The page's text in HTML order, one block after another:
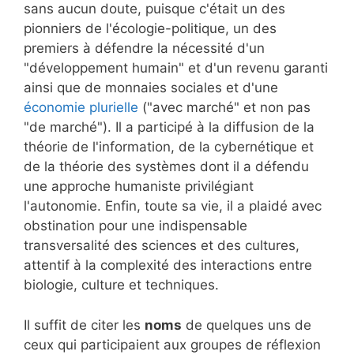
sans aucun doute, puisque c'était un des
pionniers de l'écologie-politique, un des
premiers à défendre la nécessité d'un
"développement humain" et d'un revenu garanti
ainsi que de monnaies sociales et d'une
économie plurielle ("avec marché" et non pas
"de marché"). Il a participé à la diffusion de la
théorie de l'information, de la cybernétique et
de la théorie des systèmes dont il a défendu
une approche humaniste privilégiant
l'autonomie. Enfin, toute sa vie, il a plaidé avec
obstination pour une indispensable
transversalité des sciences et des cultures,
attentif à la complexité des interactions entre
biologie, culture et techniques.
Il suffit de citer les noms de quelques uns de
ceux qui participaient aux groupes de réflexion